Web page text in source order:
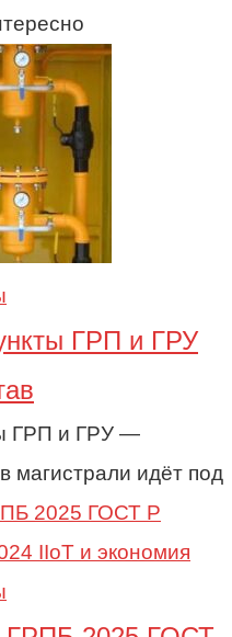
ГРП и ГРУ
ГРП и ГРУ —
магистрали идёт под